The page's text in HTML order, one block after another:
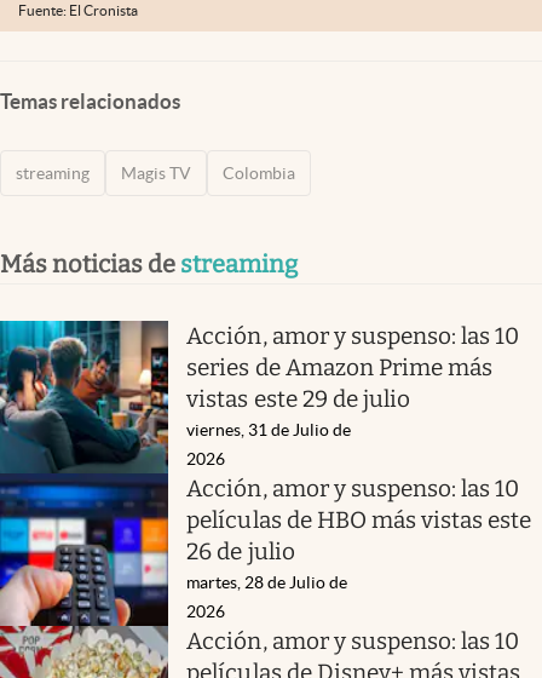
Fuente: El Cronista
Temas relacionados
streaming Magis TV Colombia
Más noticias de streaming
Acción, amor y suspenso: las 10
series de Amazon Prime más
vistas este 29 de julio
viernes, 31 de Julio de
2026
Acción, amor y suspenso: las 10
películas de HBO más vistas este
26 de julio
martes, 28 de Julio de
2026
Acción, amor y suspenso: las 10
películas de Disney+ más vistas